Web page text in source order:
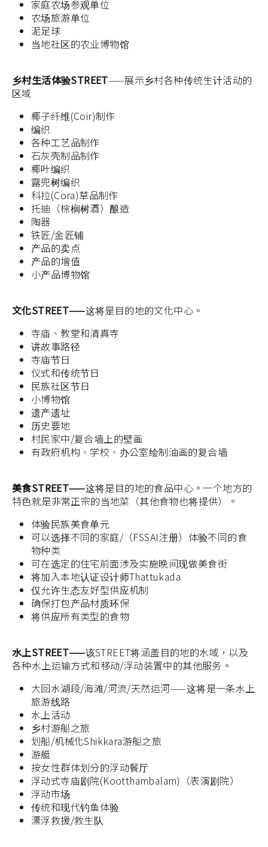
家庭农场参观单位
农场旅游单位
泥足球
当地社区的农业博物馆
乡村生活体验STREET——展示乡村各种传统生计活动的
区域
椰子纤维(Coir)制作
编织
各种工艺品制作
石灰壳制品制作
椰叶编织
露兜树编织
科拉(Cora)草品制作
托迪（棕榈树酒）酿造
陶器
铁匠/金匠铺
产品的卖点
产品的增值
小产品博物馆
文化STREET——这将是目的地的文化中心。
寺庙、教堂和清真寺
讲故事路径
寺庙节日
仪式和传统节日
民族社区节日
小博物馆
遗产遗址
历史要地
村民家中/复合墙上的壁画
有政府机构、学校、办公室绘制油画的复合墙
美食STREET——这将是目的地的食品中心。一个地方的
特色就是非常正宗的当地菜（其他食物也将提供）。
体验民族美食单元
可以选择不同的家庭/（FSSAI注册）体验不同的食
物种类
可在选定的住宅前面涉及实施晚间现做美食街
将加入本地认证设计师Thattukada
仅允许生态友好型供应机制
确保打包产品材质环保
将供应所有类型的食物
水上STREET——该STREET将涵盖目的地的水域，以及
各种水上运输方式和移动/浮动装置中的其他服务。
大回水湖段/海滩/河流/天然运河——这将是一条水上
旅游线路
水上活动
乡村游船之旅
划船/机械化Shikkara游船之旅
游艇
按女性群体划分的浮动餐厅
浮动式寺庙剧院(Kootthambalam)（表演剧院）
浮动市场
传统和现代钓鱼体验
漂浮救援/救生队